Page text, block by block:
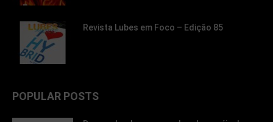
Revista Lubes em Foco – Edição 85
POPULAR POSTS